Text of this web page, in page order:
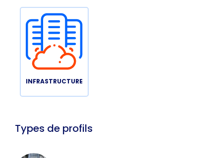
INFRASTRUCTURE
Types de profils